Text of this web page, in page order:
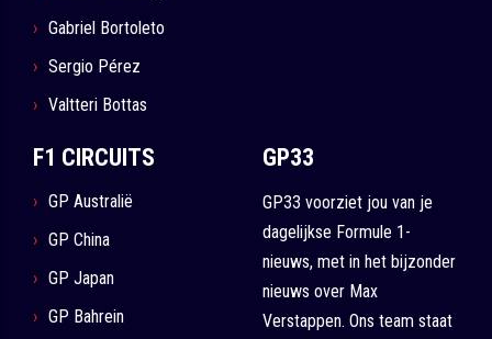
Gabriel Bortoleto
Sergio Pérez
Valtteri Bottas
F1 CIRCUITS
GP Australië
GP China
GP Japan
GP Bahrein
GP33
GP33 voorziet jou van je
dagelijkse Formule 1-
nieuws, met in het bijzonder
nieuws over Max
Verstappen. Ons team staat